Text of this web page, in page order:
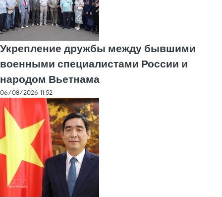
Укрепление дружбы между бывшими
военными специалистами России и
народом Вьетнама
06/08/2026 11:52